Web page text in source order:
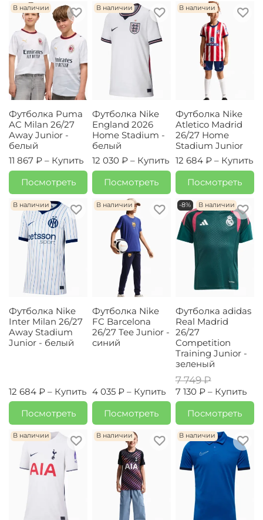
В наличии
Футболка Puma
AC Milan 26/27
Away Junior -
белый
11 867 ₽ – Купить
Посмотреть
В наличии
Футболка Nike
England 2026
Home Stadium -
белый
12 030 ₽ – Купить
Посмотреть
В наличии
Футболка Nike
Atletico Madrid
26/27 Home
Stadium Junior
12 684 ₽ – Купить
Посмотреть
В наличии
Футболка Nike
Inter Milan 26/27
Away Stadium
Junior - белый
12 684 ₽ – Купить
Посмотреть
В наличии
Футболка Nike
FC Barcelona
26/27 Tee Junior -
синий
4 035 ₽ – Купить
Посмотреть
-8% В наличии
Футболка adidas
Real Madrid
26/27
Competition
Training Junior -
зеленый
7 749 ₽
7 130 ₽ – Купить
Посмотреть
В наличии В наличии В наличии